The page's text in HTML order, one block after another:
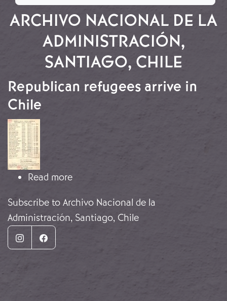
ARCHIVO NACIONAL DE LA
ADMINISTRACIÓN,
SANTIAGO, CHILE
Republican refugees arrive in
Chile
Image
Read moreabout Republican refugees arrive in
Subscribe to Archivo Nacional de la
Administración, Santiago, Chile
InstagramFacebook